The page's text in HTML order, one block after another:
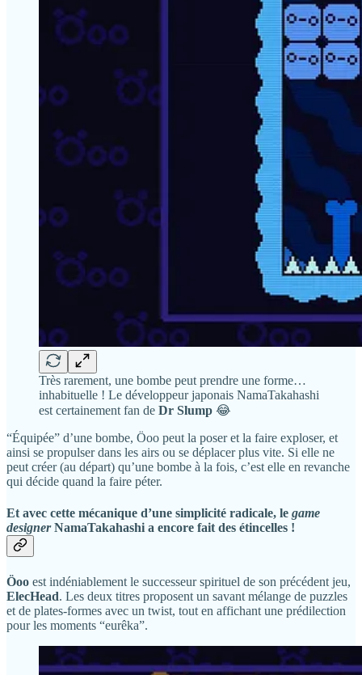
Très rarement, une bombe peut prendre une forme…
inhabituelle ! Le développeur japonais NamaTakahashi
est certainement fan de Dr Slump 😂
“Équipée” d’une bombe, Öoo peut la poser et la faire exploser, et
ainsi se propulser dans les airs ou se déplacer plus vite. Si elle ne
peut créer (au départ) qu’une bombe à la fois, c’est elle en revanche
qui décide quand la faire péter.
Et avec cette mécanique d’une simplicité radicale, le game
designerNamaTakahashi a encore fait des étincelles !
Öoo est indéniablement le successeur spirituel de son précédent jeu,
ElecHead. Les deux titres proposent un savant mélange de puzzles
et de plates-formes avec un twist, tout en affichant une prédilection
pour les moments “eurêka”.